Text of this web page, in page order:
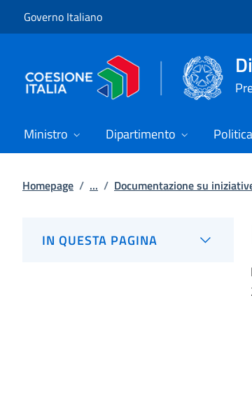
Governo Italiano
Ministro Dipartimento
Homepage / ... / Documentazione su
IN QUESTA PAGINA